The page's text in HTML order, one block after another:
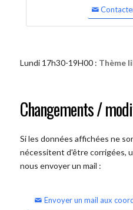
Lundi 17h30-19H00 : Thème
Changements /
Si les données affichées ne
nécessitent d'être corrigées,
nous envoyer un mail :
Envoyer un mail aux